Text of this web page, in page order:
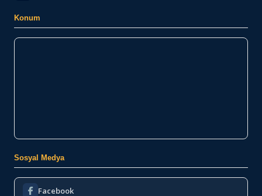
Konum
Sosyal Medya
Facebook